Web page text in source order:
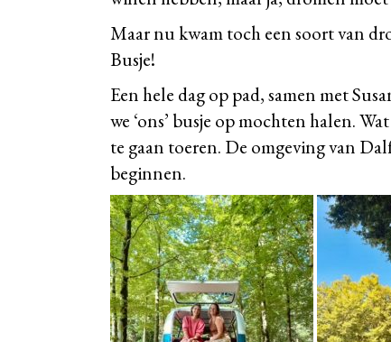
Maar nu kwam toch een soort van
Busje!
Een hele dag op pad, samen met
we ‘ons’ busje op mochten halen.
te gaan toeren. De omgeving van
beginnen.